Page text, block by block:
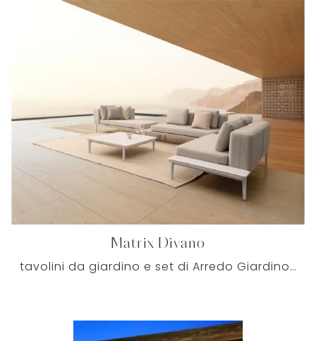
Matrix Divano
tavolini da giardino e set di Arredo Giardino dei migliori produttori: ottieni informazioni sul modello Matrix Divano di Bizzotto, clicca subito!